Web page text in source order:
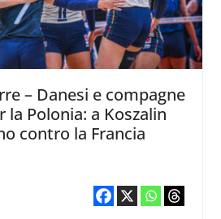
– Danesi e compagne
la Polonia: a Koszalin
contro la Francia